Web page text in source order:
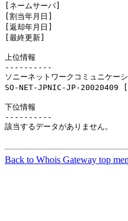
[ネームサーバ]
[割当年月日]
[返却年月
[最終更新]
上位情報
----------
ソニーネットワークコミュニ
SO-NET-
下位情報
----------
該当するデータがありません。
Back to Whois Gateway top